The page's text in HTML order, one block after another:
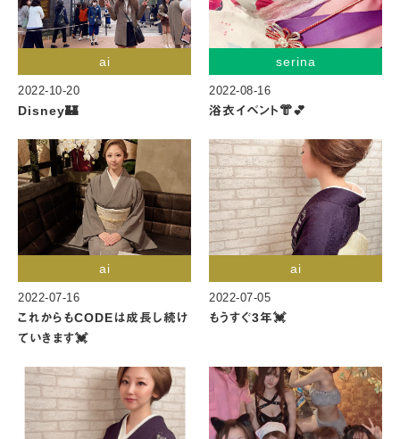
ai
2022-10-20
Disney🏰
serina
2022-08-16
浴衣イベント👘💕
ai
2022-07-16
これからもCODEは成長し続け
ていきます💓
ai
2022-07-05
もうすぐ3年💓